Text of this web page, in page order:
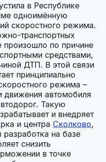
в Республике
одноимённую
скоростного режима.
транспортных
произошло по причине
средствами,
ДТП. В этой связи
принципиально
режима –
движения автомобиля
Такую
и внедряет
и центра Сколково,
на базе
снизить
в точке